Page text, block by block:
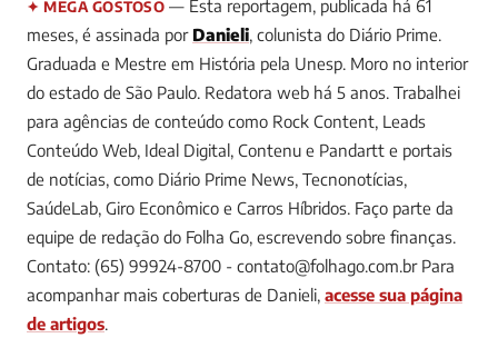
✦ MEGA GOSTOSO — Esta reportagem, publicada há 61
meses, é assinada por Danieli, colunista do Diário Prime.
Graduada e Mestre em História pela Unesp. Moro no interior
do estado de São Paulo. Redatora web há 5 anos. Trabalhei
para agências de conteúdo como Rock Content, Leads
Conteúdo Web, Ideal Digital, Contenu e Pandartt e portais
de notícias, como Diário Prime News, Tecnonotícias,
SaúdeLab, Giro Econômico e Carros Híbridos. Faço parte da
equipe de redação do Folha Go, escrevendo sobre finanças.
Contato: (65) 99924-8700 - contato@folhago.com.brPara
acompanhar mais coberturas de Danieli, acesse sua página
de artigos.